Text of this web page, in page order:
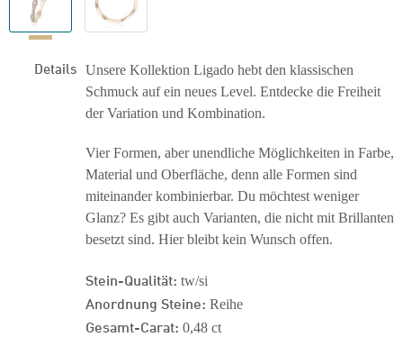
Details Unsere Kollektion Ligado hebt den klassischen
Schmuck auf ein neues Level. Entdecke die Freiheit
der Variation und Kombination.
Vier Formen, aber unendliche Möglichkeiten in Farbe,
Material und Oberfläche, denn alle Formen sind
miteinander kombinierbar. Du möchtest weniger
Glanz? Es gibt auch Varianten, die nicht mit Brillanten
besetzt sind. Hier bleibt kein Wunsch offen.
Stein-Qualität: tw/si
Anordnung Steine: Reihe
Gesamt-Carat: 0,48 ct